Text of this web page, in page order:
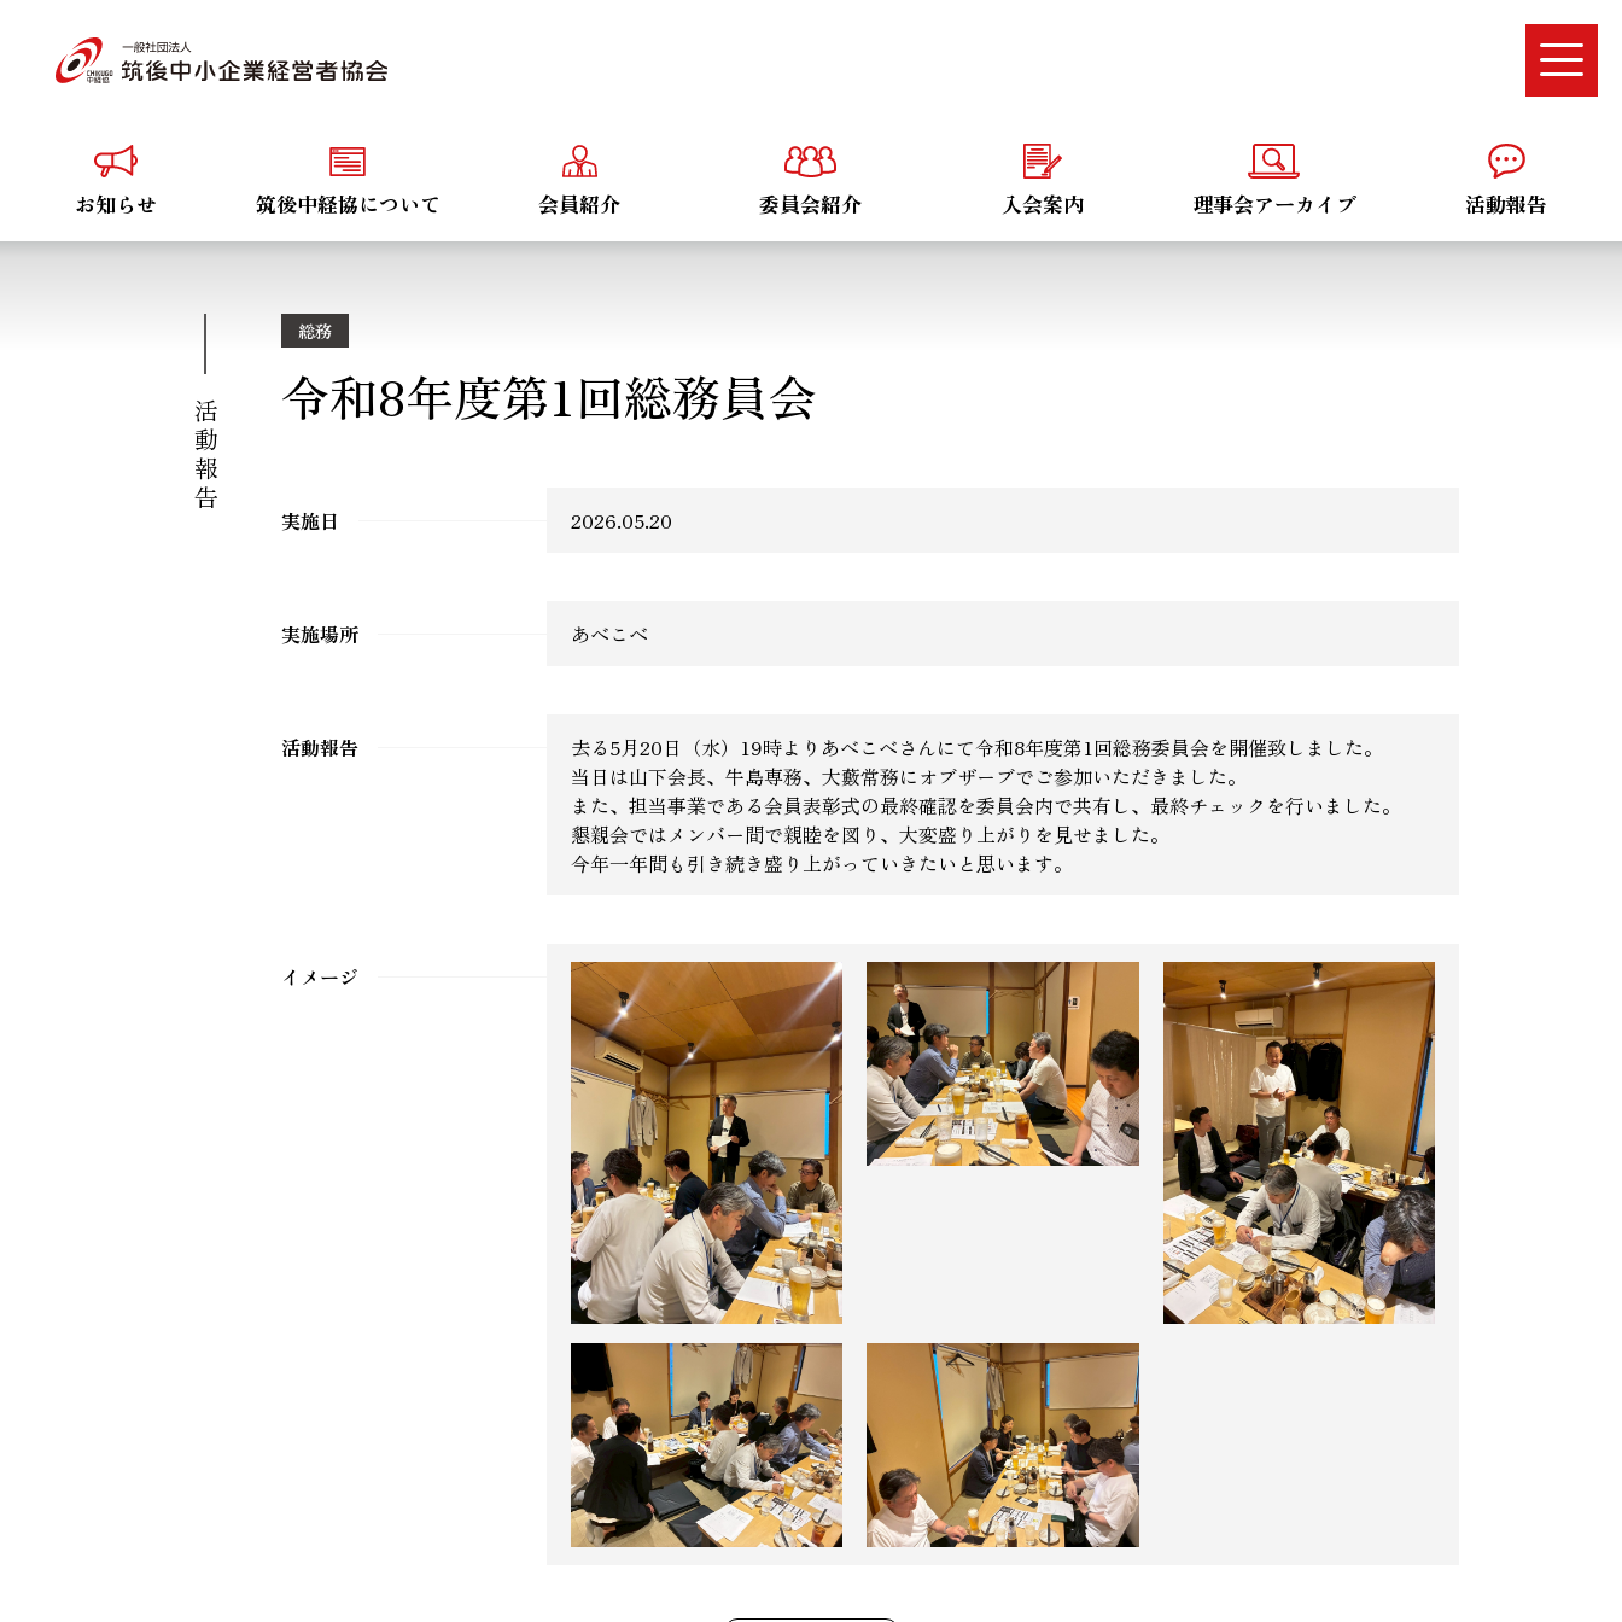
お知らせ 筑後中経協について 会員紹介 委員会紹介 入会案内 理事会アーカイブ 活動報告
活動報告
総務
令和8年度第1回総務員会
実施日 2026.05.20
実施場所 あべこべ
活動報告
去る5月20日（水）19時よりあべこべさんにて令和8年度第1回総務委員会を開催致しました。
当日は山下会長、牛島専務、大藪常務にオブザーブでご参加いただきました。
また、担当事業である会員表彰式の最終確認を委員会内で共有し、最終チェックを行いました。
懇親会ではメンバー間で親睦を図り、大変盛り上がりを見せました。
今年一年間も引き続き盛り上がっていきたいと思います。
イメージ